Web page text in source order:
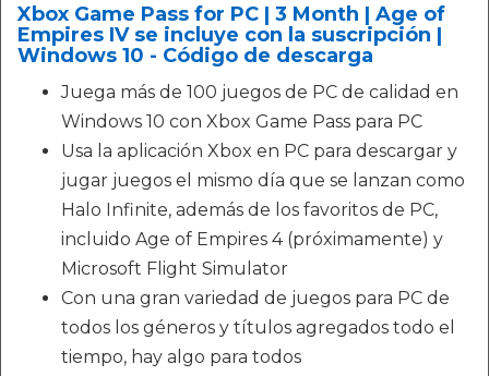
Xbox Game Pass for PC | 3 Month | Age of
Empires IV se incluye con la suscripción |
Windows 10 - Código de descarga
Juega más de 100 juegos de PC de calidad en
Windows 10 con Xbox Game Pass para PC
Usa la aplicación Xbox en PC para descargar y
jugar juegos el mismo día que se lanzan como
Halo Infinite, además de los favoritos de PC,
incluido Age of Empires 4 (próximamente) y
Microsoft Flight Simulator
Con una gran variedad de juegos para PC de
todos los géneros y títulos agregados todo el
tiempo, hay algo para todos